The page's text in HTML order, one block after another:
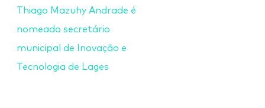
Thiago Mazuhy Andrade é
nomeado secretário
municipal de Inovação e
Tecnologia de Lages